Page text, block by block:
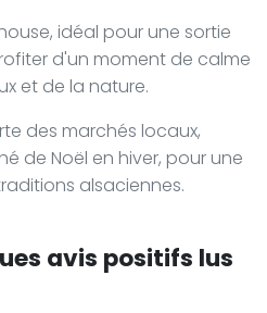
idéal pour une sortie
d'un moment de calme
et de la nature.
des marchés locaux,
de Noël en hiver, pour une
alsaciennes.
avis positifs lus